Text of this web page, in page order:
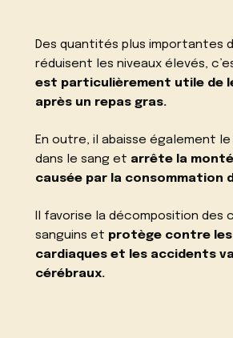
Des quantités plus importantes
réduisent les niveaux élevés,
est particulièrement utile de
après un repas gras.
En outre, il abaisse également
dans le sang et arrête la
causée par la consommation
Il favorise la décomposition des
sanguins et protège contre
cardiaques et les accidents
cérébraux.